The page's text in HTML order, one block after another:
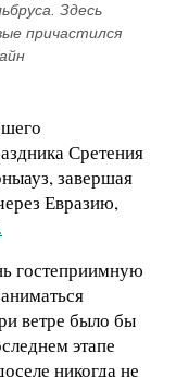
Здесь
причастился
Сретения
завершая
Евразию,
гостеприимную
ветре было бы
этапе
никогда не